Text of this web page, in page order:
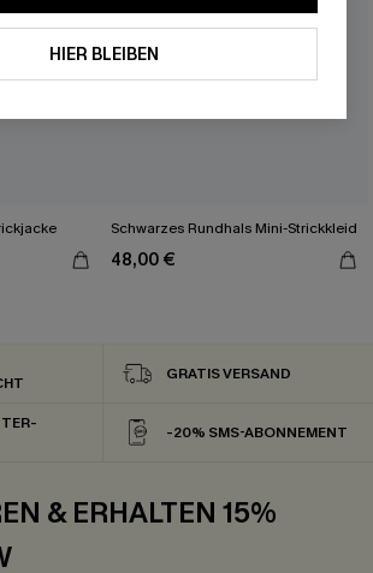
Schwarzes Rundhals Mini-Strickkleid
48,00 €
HIER BLEIBEN
GRATIS VERSAND
-20% SMS-ABONNEMENT
& ERHALTEN 15%